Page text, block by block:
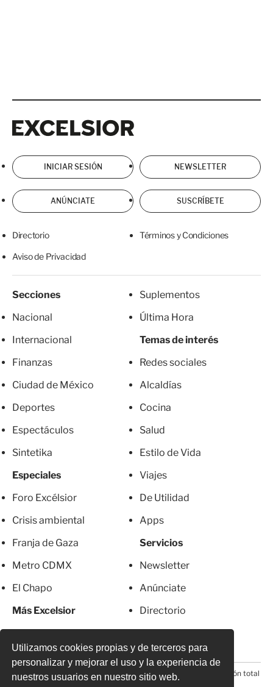
Utilizamos cookies propias y de terceros para
personalizar y mejorar el uso y la experiencia de
nuestros usuarios en nuestro sitio web.
INICIAR SESIÓN NEWSLETTER
ANÚNCIATE SUSCRÍBETE
Directorio Términos y Condiciones
Aviso de Privacidad
Secciones
Nacional
Internacional
Finanzas
Ciudad de México
Deportes
Espectáculos
Sintetika
Especiales
Foro Excélsior
Crisis ambiental
Franja de Gaza
Metro CDMX
El Chapo
Más Excelsior
Suplementos
Última Hora
Temas de interés
Redes sociales
Alcaldías
Cocina
Salud
Estilo de Vida
Viajes
De Utilidad
Apps
Servicios
Newsletter
Anúnciate
Directorio
© 2026 Todos los derechos reservados. Prohibida la reproducción total
o parcial, incluyendo cualquier medio electrónico*